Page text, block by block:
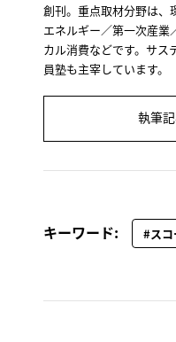
創刊。重点取材分野は、
エネルギー／第一次産業
カル消費などです。サス
員塾も主宰しています。
執筆
キーワード: #スコ